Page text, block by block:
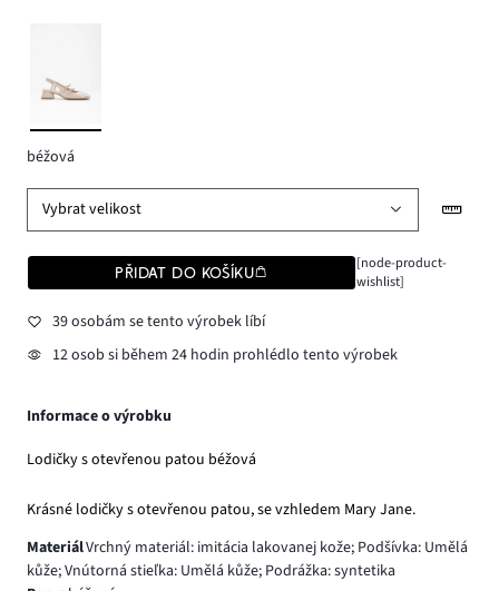
béžová
Vybrat velikost
PŘIDAT DO KOŠÍKU
[node-product-
wishlist]
39 osobám se tento výrobek líbí
12 osob si během 24 hodin prohlédlo tento výrobek
Informace o výrobku
Lodičky s otevřenou patou béžová
Krásné lodičky s otevřenou patou, se vzhledem Mary Jane.
MateriálVrchný materiál: imitácia lakovanej kože; Podšívka: Umělá
kůže; Vnútorná stieľka: Umělá kůže; Podrážka: syntetika